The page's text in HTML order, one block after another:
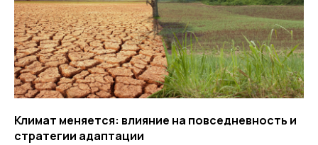
Климат меняется: влияние на повседневность и
стратегии адаптации